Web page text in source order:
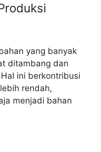
yang banyak
ditambang dan
ini berkontribusi
rendah,
menjadi bahan